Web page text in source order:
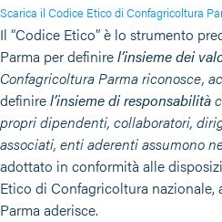
Scarica il Codice Etico di Confagricoltura
Il “Codice Etico” è lo strumento
Parma per definirel’insieme dei
Confagricoltura Parma riconosce,
definirel’insieme di responsabilità
propri dipendenti, collaboratori,
associati, enti aderenti assumono
adottato in conformità alle
Etico di Confagricoltura
Parma aderisce.